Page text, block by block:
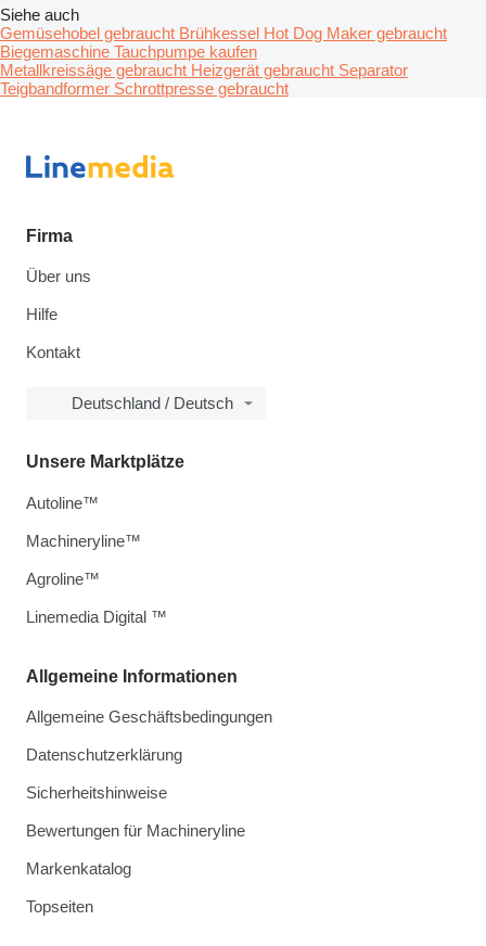
Siehe auch
Gemüsehobel gebraucht Brühkessel Hot Dog Maker gebraucht
Biegemaschine Tauchpumpe kaufen
Metallkreissäge gebraucht Heizgerät gebraucht Separator
Teigbandformer Schrottpresse gebraucht
Firma
Über uns
Hilfe
Kontakt
Deutschland / Deutsch
Allgemeine Informationen
Allgemeine Geschäftsbedingungen
Datenschutzerklärung
Sicherheitshinweise
Bewertungen für Machineryline
Markenkatalog
Topseiten
Unsere Marktplätze
Autoline™
Machineryline™
Agroline™
Linemedia Digital ™